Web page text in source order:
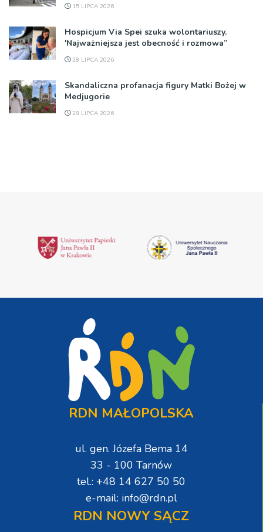
15 LIPCA 2026
Hospicjum Via Spei szuka wolontariuszy.
'Najważniejsza jest obecność i rozmowa”
28 LIPCA 2026
Skandaliczna profanacja figury Matki Bożej w
Medjugorie
28 LIPCA 2026
RDN MAŁOPOLSKA
ul. gen. Józefa Bema 14
33 - 100 Tarnów
tel.: +48 14 627 50 50
e-mail: info@rdn.pl
RDN NOWY SĄCZ